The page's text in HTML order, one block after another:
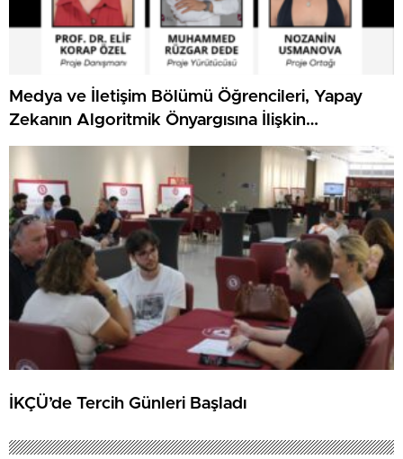
Medya ve İletişim Bölümü Öğrencileri, Yapay
Zekanın Algoritmik Önyargısına İlişkin
Farkındalık Düzeylerini Araştıracak
İKÇÜ’de Tercih Günleri Başladı